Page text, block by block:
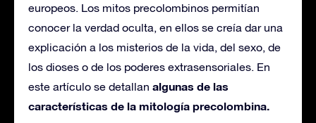
europeos. Los mitos precolombinos permitían
conocer la verdad oculta, en ellos se creía dar una
explicación a los misterios de la vida, del sexo, de
los dioses o de los poderes extrasensoriales. En
este artículo se detallan algunas de las
características de la mitología precolombina.